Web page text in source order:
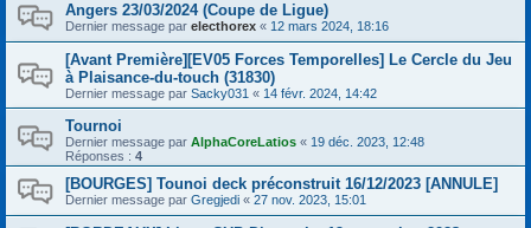
Angers 23/03/2024 (Coupe de Ligue)
Dernier message par electhorex « 12 mars 2024, 18:16
[Avant Première][EV05 Forces Temporelles] Le Cercle du Jeu
à Plaisance-du-touch (31830)
Dernier message par Sacky031 « 14 févr. 2024, 14:42
Tournoi
Dernier message par AlphaCoreLatios « 19 déc. 2023, 12:48
Réponses : 4
[BOURGES] Tounoi deck préconstruit 16/12/2023 [ANNULE]
Dernier message par Gregjedi « 27 nov. 2023, 15:01